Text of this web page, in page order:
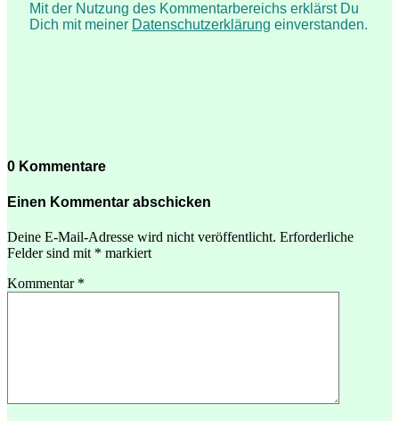
Mit der Nutzung des Kommentarbereichs erklärst Du
Dich mit meiner Datenschutzerklärung einverstanden.
0 Kommentare
Einen Kommentar abschicken
Deine E-Mail-Adresse wird nicht veröffentlicht. Erforderliche
Felder sind mit * markiert
Kommentar *